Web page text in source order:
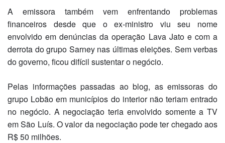
A emissora também vem enfrentando problemas
financeiros desde que o ex-ministro viu seu nome
envolvido em denúncias da operação Lava Jato e com a
derrota do grupo Sarney nas últimas eleições. Sem verbas
do governo, ficou difícil sustentar o negócio.
Pelas informações passadas ao blog, as emissoras do
grupo Lobão em municípios do interior não teriam entrado
no negócio. A negociação teria envolvido somente a TV
em São Luís. O valor da negociação pode ter chegado aos
R$ 50 milhões.